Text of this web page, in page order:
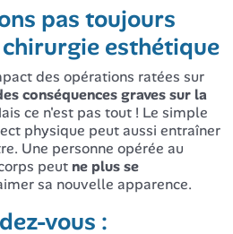
pas toujours
esthétique
des opérations ratées sur
conséquences graves sur la
ce n'est pas tout ! Le simple
physique peut aussi entraîner
Une personne opérée au
peut ne plus se
sa nouvelle apparence.
vous :